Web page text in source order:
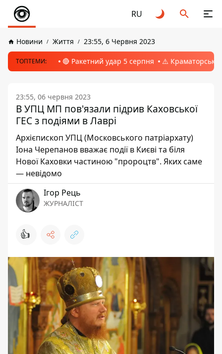
RU
Новини Життя 23:55, 6 Червня 2023
ТОПТЕМИ: 🔴 Ракетний удар 5 серпня ⚠️ Краматорськ,
23:55, 06 червня 2023
В УПЦ МП пов'язали підрив Каховської
ГЕС з подіями в Лаврі
Архієпископ УПЦ (Московського патріархату)
Іона Черепанов вважає події в Києві та біля
Нової Каховки частиною "пророцтв". Яких саме
— невідомо
Ігор Рець
ЖУРНАЛІСТ
👍